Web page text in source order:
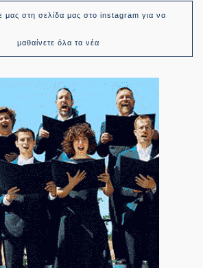
μας στη σελίδα μας στο instagram για να
μαθαίνετε όλα τα νέα